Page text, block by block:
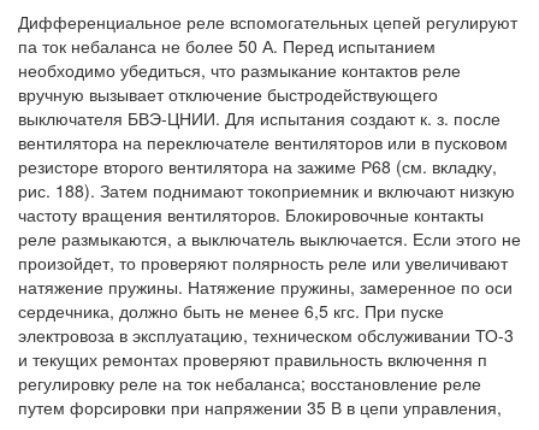
Дифференциальное реле вспомогательных цепей регулируют
па ток небаланса не более 50 А. Перед испытанием
необходимо убедиться, что размыкание контактов реле
вручную вызывает отключение быстродействующего
выключателя БВЭ-ЦНИИ. Для испытания создают к. з. после
вентилятора на переключателе вентиляторов или в пусковом
резисторе второго вентилятора на зажиме Р68 (см. вкладку,
рис. 188). Затем поднимают токоприемник и включают низкую
частоту вращения вентиляторов. Блокировочные контакты
реле размыкаются, а выключатель выключается. Если этого не
произойдет, то проверяют полярность реле или увеличивают
натяжение пружины. Натяжение пружины, замеренное по оси
сердечника, должно быть не менее 6,5 кгс. При пуске
электровоза в эксплуатацию, техническом обслуживании ТО-3
и текущих ремонтах проверяют правильность включення п
регулировку реле на ток небаланса; восстановление реле
путем форсировки при напряжении 35 В в цепи управления,